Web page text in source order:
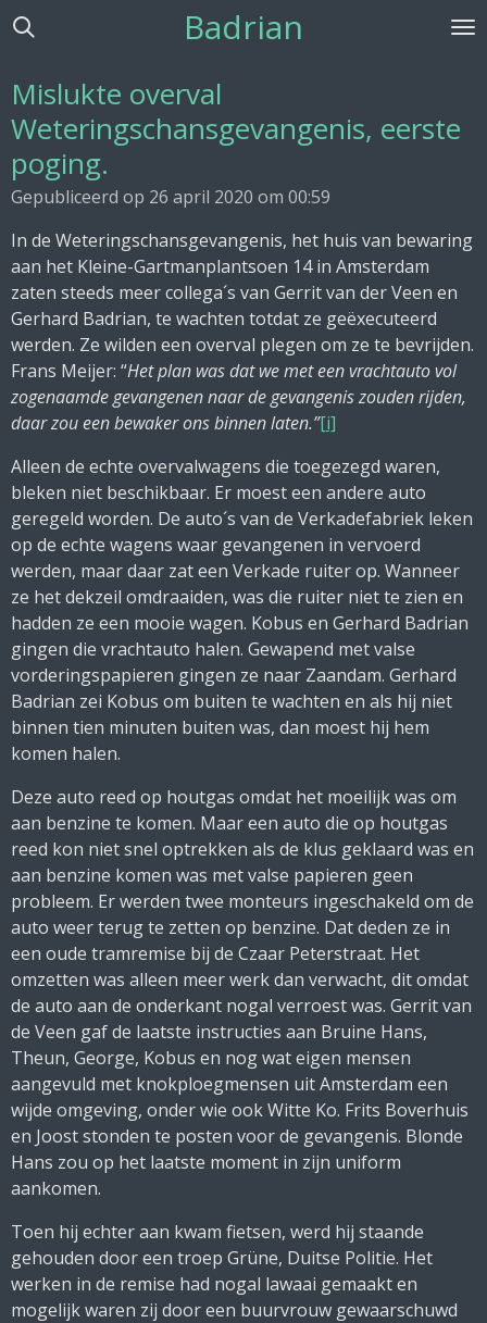
Ga
de
hoofdinhoud
Badrian
Mislukte overval
Weteringschansgevangenis, eerste
poging.
Gepubliceerd op 26 april 2020 om 00:59
In de Weteringschansgevangenis, het huis van bewaring
aan het Kleine-Gartmanplantsoen 14 in Amsterdam
zaten steeds meer collega´s van Gerrit van der Veen en
Gerhard Badrian, te wachten totdat ze geëxecuteerd
werden. Ze wilden een overval plegen om ze te bevrijden.
Frans Meijer: “Het plan was dat we met een vrachtauto vol
zogenaamde gevangenen naar de gevangenis zouden rijden,
daar zou een bewaker ons binnen laten.”[i]
Alleen de echte overvalwagens die toegezegd waren,
bleken niet beschikbaar. Er moest een andere auto
geregeld worden. De auto´s van de Verkadefabriek leken
op de echte wagens waar gevangenen in vervoerd
werden, maar daar zat een Verkade ruiter op. Wanneer
ze het dekzeil omdraaiden, was die ruiter niet te zien en
hadden ze een mooie wagen. Kobus en Gerhard Badrian
gingen die vrachtauto halen. Gewapend met valse
vorderingspapieren gingen ze naar Zaandam. Gerhard
Badrian zei Kobus om buiten te wachten en als hij niet
binnen tien minuten buiten was, dan moest hij hem
komen halen.
Deze auto reed op houtgas omdat het moeilijk was om
aan benzine te komen. Maar een auto die op houtgas
reed kon niet snel optrekken als de klus geklaard was en
aan benzine komen was met valse papieren geen
probleem. Er werden twee monteurs ingeschakeld om de
auto weer terug te zetten op benzine. Dat deden ze in
een oude tramremise bij de Czaar Peterstraat. Het
omzetten was alleen meer werk dan verwacht, dit omdat
de auto aan de onderkant nogal verroest was. Gerrit van
de Veen gaf de laatste instructies aan Bruine Hans,
Theun, George, Kobus en nog wat eigen mensen
aangevuld met knokploegmensen uit Amsterdam een
wijde omgeving, onder wie ook Witte Ko. Frits Boverhuis
en Joost stonden te posten voor de gevangenis. Blonde
Hans zou op het laatste moment in zijn uniform
aankomen.
Toen hij echter aan kwam fietsen, werd hij staande
gehouden door een troep Grüne, Duitse Politie. Het
werken in de remise had nogal lawaai gemaakt en
mogelijk waren zij door een buurvrouw gewaarschuwd